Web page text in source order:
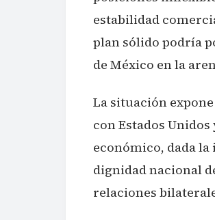
estabilidad
plan sólido podría
de México en la
La situación
con Estados
económico, dada la
dignidad nacional
relaciones